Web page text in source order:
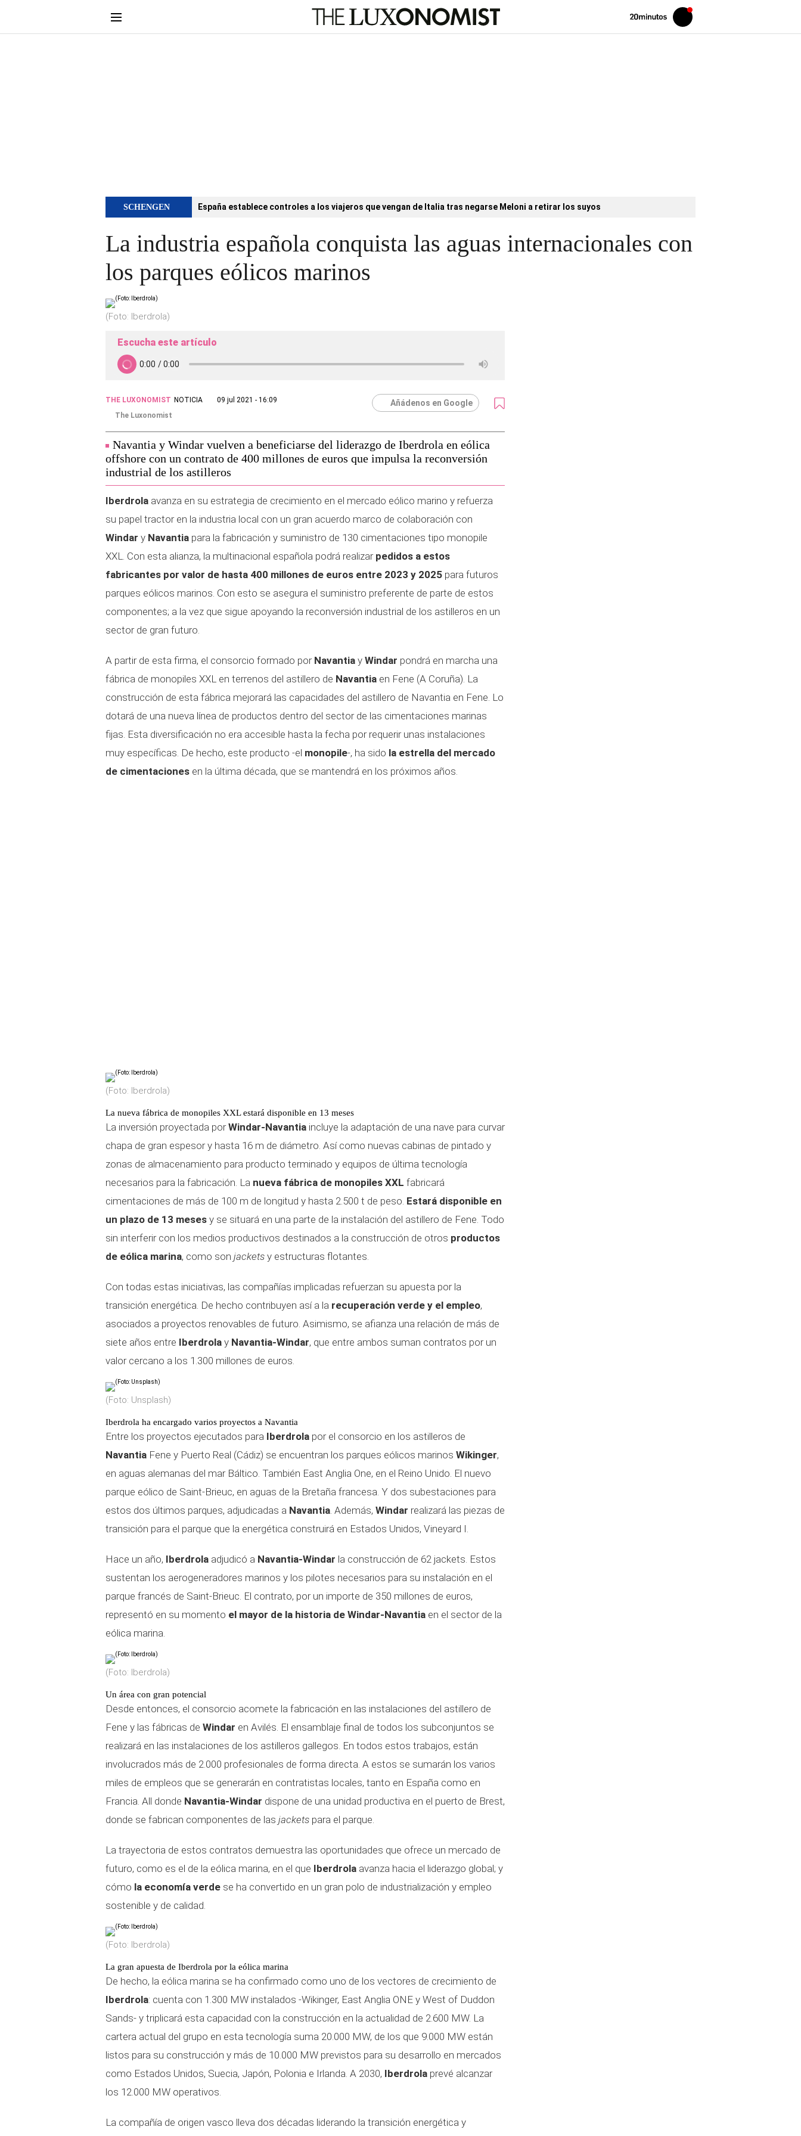
Volver
Iniciar
sesión
SCHENGEN España establece controles a los viajeros que vengan de Italia tras negarse Meloni a retirar los suyos
La industria española conquista las aguas internacionales con
los parques eólicos marinos
(Foto: Iberdrola)
Escucha este artículo
THE LUXONOMIST NOTICIA
09 jul 2021 - 16:09
The Luxonomist
Añádenos en Google
Navantia y Windar vuelven a beneficiarse del liderazgo de Iberdrola en eólica
offshore con un contrato de 400 millones de euros que impulsa la reconversión
industrial de los astilleros
Iberdrola avanza en su estrategia de crecimiento en el mercado eólico marino y refuerza
su papel tractor en la industria local con un gran acuerdo marco de colaboración con
Windar y Navantia para la fabricación y suministro de 130 cimentaciones tipo monopile
XXL. Con esta alianza, la multinacional española podrá realizar pedidos a estos
fabricantes por valor de hasta 400 millones de euros entre 2023 y 2025 para futuros
parques eólicos marinos. Con esto se asegura el suministro preferente de parte de estos
componentes; a la vez que sigue apoyando la reconversión industrial de los astilleros en un
sector de gran futuro.
A partir de esta firma, el consorcio formado por Navantia y Windar pondrá en marcha una
fábrica de monopiles XXL en terrenos del astillero de Navantia en Fene (A Coruña). La
construcción de esta fábrica mejorará las capacidades del astillero de Navantia en Fene. Lo
dotará de una nueva línea de productos dentro del sector de las cimentaciones marinas
fijas. Esta diversificación no era accesible hasta la fecha por requerir unas instalaciones
muy específicas. De hecho, este producto -el monopile-, ha sido la estrella del mercado
de cimentaciones en la última década, que se mantendrá en los próximos años.
(Foto: Iberdrola)
La nueva fábrica de monopiles XXL estará disponible en 13 meses
La inversión proyectada porWindar-Navantia incluye la adaptación de una nave para curvar
chapa de gran espesor y hasta 16 m de diámetro. Así como nuevas cabinas de pintado y
zonas de almacenamiento para producto terminado y equipos de última tecnología
necesarios para la fabricación. La nueva fábrica de monopiles XXL fabricará
cimentaciones de más de 100 m de longitud y hasta 2.500 t de peso. Estará disponible en
un plazo de 13 meses y se situará en una parte de la instalación del astillero de Fene. Todo
sin interferir con los medios productivos destinados a la construcción de otros productos
de eólica marina, como son jackets y estructuras flotantes.
Con todas estas iniciativas, las compañías implicadas refuerzan su apuesta por la
transición energética. De hecho contribuyen así a la recuperación verde y el empleo,
asociados a proyectos renovables de futuro. Asimismo, se afianza una relación de más de
siete años entre Iberdrola y Navantia-Windar, que entre ambos suman contratos por un
valor cercano a los 1.300 millones de euros.
(Foto: Unsplash)
Iberdrola ha encargado varios proyectos a Navantia
Entre los proyectos ejecutados para Iberdrola por el consorcio en los astilleros de
Navantia Fene y Puerto Real (Cádiz) se encuentran los parques eólicos marinos Wikinger,
en aguas alemanas del mar Báltico. También East Anglia One, en el Reino Unido. El nuevo
parque eólico de Saint-Brieuc, en aguas de la Bretaña francesa. Y dos subestaciones para
estos dos últimos parques, adjudicadas a Navantia. Además, Windar realizará las piezas de
transición para el parque que la energética construirá en Estados Unidos, Vineyard I.
Hace un año, Iberdrola adjudicó a Navantia-Windar la construcción de 62 jackets. Estos
sustentan los aerogeneradores marinos y los pilotes necesarios para su instalación en el
parque francés de Saint-Brieuc. El contrato, por un importe de 350 millones de euros,
representó en su momento el mayor de la historia de Windar-Navantia en el sector de la
eólica marina.
(Foto: Iberdrola)
Un área con gran potencial
Desde entonces, el consorcio acomete la fabricación en las instalaciones del astillero de
Fene y las fábricas de Windar en Avilés. El ensamblaje final de todos los subconjuntos se
realizará en las instalaciones de los astilleros gallegos. En todos estos trabajos, están
involucrados más de 2.000 profesionales de forma directa. A estos se sumarán los varios
miles de empleos que se generarán en contratistas locales, tanto en España como en
Francia. All donde Navantia-Windar dispone de una unidad productiva en el puerto de Brest,
donde se fabrican componentes de las jackets para el parque.
La trayectoria de estos contratos demuestra las oportunidades que ofrece un mercado de
futuro, como es el de la eólica marina, en el que Iberdrola avanza hacia el liderazgo global; y
cómo la economía verde se ha convertido en un gran polo de industrialización y empleo
sostenible y de calidad.
(Foto: Iberdrola)
La gran apuesta de Iberdrola por la eólica marina
De hecho, la eólica marina se ha confirmado como uno de los vectores de crecimiento de
Iberdrola: cuenta con 1.300 MW instalados -Wikinger, East Anglia ONE y West of Duddon
Sands- y triplicará esta capacidad con la construcción en la actualidad de 2.600 MW. La
cartera actual del grupo en esta tecnología suma 20.000 MW, de los que 9.000 MW están
listos para su construcción y más de 10.000 MW previstos para su desarrollo en mercados
como Estados Unidos, Suecia, Japón, Polonia e Irlanda. A 2030, Iberdrola prevé alcanzar
los 12.000 MW operativos.
La compañía de origen vasco lleva dos décadas liderando la transición energética y